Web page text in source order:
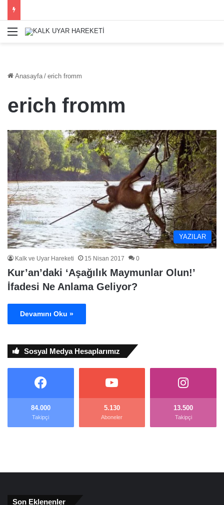
Menü
Anasayfa / erich fromm
erich fromm
YAZILAR
Kalk ve Uyar Hareketi 15 Nisan 2017 0
Kur’an’daki ‘Aşağılık Maymunlar Olun!’
İfadesi Ne Anlama Geliyor?
Devamını Oku »
Sosyal Medya Hesaplarımız
84.000
Takipçi
5.130
Aboneler
13.500
Takipçi
Son Eklenenler